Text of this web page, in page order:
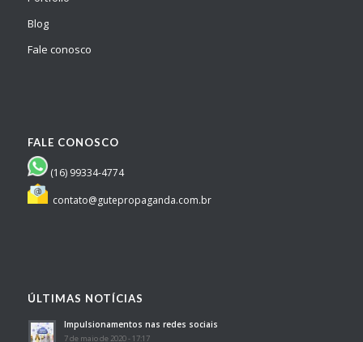
Blog
Fale conosco
FALE CONOSCO
(16) 99334-4774
contato@gutepropaganda.com.br
ÚLTIMAS NOTÍCIAS
Impulsionamentos nas redes sociais
7 de maio de 2020 - 17:17